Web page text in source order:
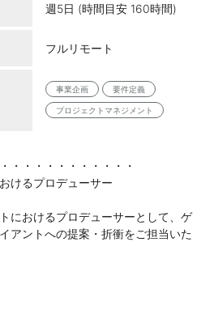
週5日 (時間目安 160時間)
フルリモート
事業企画 要件定義
プロジェクトマネジメント
・・・・・・・・・・・
けるプロデューサー
におけるプロデューサーとして、ゲ
アントへの提案・折衝をご担当いた